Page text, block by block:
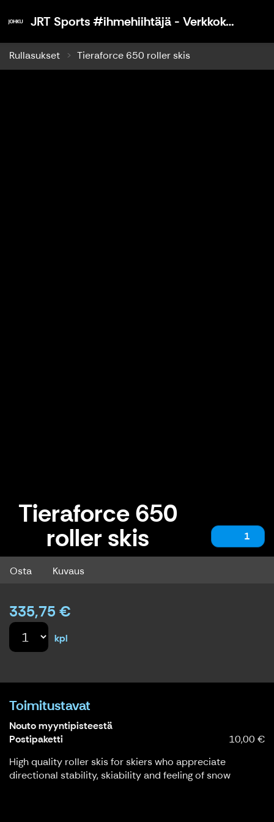
JRT Sports #ihmehiihtäjä - Verkkokauppa
Rullasukset Tieraforce 650 roller skis
Tieraforce 650
roller skis 1
Tieraforce 650 roller skis
Osta Kuvaus
335,75 €
kpl
Toimitustavat
Nouto myyntipisteestä
Postipaketti
10,00 €
High quality roller skis for skiers who appreciate
directional stability, skiability and feeling of snow